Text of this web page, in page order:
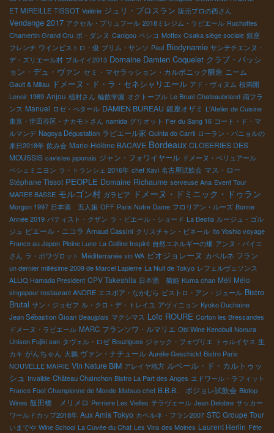
ET MIREILLE TISSOT Valérie ジュリ・ブロスラン 販売プロの西さん
Vendange 2017 アクセル・プリュフール 2018ミレジム・ラピエール Ruchottes
Chamertin Grand Cru ポ・ダンヌ Canigou ペシコ Mottox Osaka siège sociale 銀座
フレンチ ワインビストロ・俊 プリム・サンソ Paul Biodynamie サンテチエンヌ・
デ・ズリエール村 ブルイイ2013 Domaine Damien Coquelet クラブ・パッシ
ョン・デュ・ヴァン セミ・マセラッション・カルボニック醸造 ニーム
Gault & Millau ドメーヌ・ド・ラ・セネシャリエール アド・ヴィヌム 桜満開
Lenoir 1989 Anjou 植村さん 輪飲学園 オクトーブル Le Bruel Chateaubriand 南フラ
ンス Manuel ロゼ・ぺタール DAMIEN BUREAU 銀座オザミ L'Atelier de Cuisine
東京・世田谷区・ナカモトさん namida グリオット Fer du Sang 16 コート・ド・マ
ルマンデ Nagoya Dégustation ラピエール家 Quinta do Carril ローラン・バニョルの
来日2018年 飲み会 Marie-Hélène BACAVE Bordeaux CLOSERIES DES
MOUSSIS cavistes japonais ジャン・フォワイヤール ドメーヌ・ベリュアール
ペシェミニヨン ラ・トランシェ 2016年 chef Xavi 名古屋試飲会 マス・ロー
Stéphane Tissot PEOPLE Domaine Richaume serveuse Ana Event Tour
MAREE BASSE モルゴン村 ガラピア ドメーヌ・ドミニック・ドゥラン
Morgon 1997 日本酒 五人娘 OFF Paris Notre Dame フロリアン・ルーズ Bonne
Année 2019 バティスト・クザン ラ・ピエール・ショード La Bestia ルージュ・ゴル
ジュ ピエール・ニコラ Arnaud Cassini クリスチャン・ビネール Ito Yoshio voyage
France au Japon Pleine Lune La Colline Inspiré 自然エネルギーの畑 アンヌ・パイエ
さん ラ・ポワヴロット Méditerranée vin WA ビオジョレーヌ カベルネ フラン
un dernier millésime 2009 de Marcel Lapierre La Nuit de Tokyo レフェルヴェソンス
ALLIQ Hamada President CPV Takeshita 日本酒 菊姫 Kuma chan Méli Mélo
singapour restaurant ANDRE エスポア・なかむら ビストロ・アン・ジュール Bistro
Brutal サン・ジョゼフ ル・クロ・デ・トレイユ アヴィニョン Kyoko Duchaîne
Jean Sébastion Gioan Beaujplais マクシマス Loïc ROURE Corton les Bressandes
ドメーヌ・ラピエール MARC フランソワ・ルマリエ Obi Wine Kenobull Nonura
Unison Fujiki san タヴェル・ロゼ Bouzigues ジャック・フェヴリエ トゥルイヤス 生
カキ がんちゃん 大鵬 ヴァン・ナチュール Aurélie Geschickt Bistro Paris
NOUVELLE MAIRIE Vin Nature BIM アレイヤ地方 ルペール・ド・カルトゥッ
シュ Invalide Château Chainchon Bistro La Part des Anges エドワール・ラフィット
France Foot Championne de Monde Matsuo chef B.B.B. ボジョレ試飲会 Biotop
Wines 飯田橋 メリメロ Perriere Les Vielles テラヴェール Jean Delobre サッカー
ワールドカップ2018年 Aux Amis Tokyo カベルネ・フラン2007 STC Groupe Tour
いまでや Wine School La Cuvée du Chat Les Vins des Moines Laurent Herlin Fête